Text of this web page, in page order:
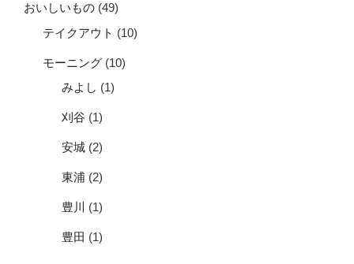
おいしいもの (49)
テイクアウト (10)
モーニング (10)
みよし (1)
刈谷 (1)
安城 (2)
東浦 (2)
豊川 (1)
豊田 (1)